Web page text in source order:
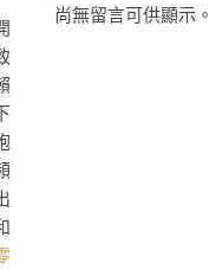
尚無留言可供顯示。